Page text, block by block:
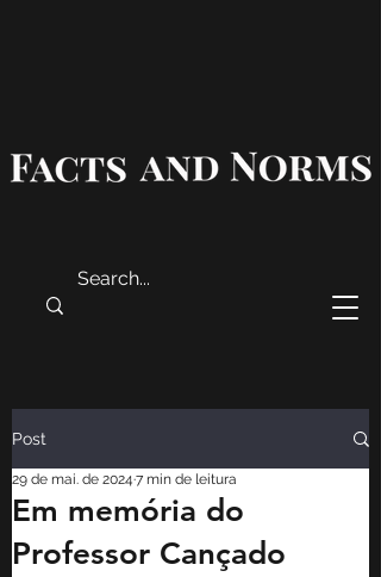
Post
Em memória do
Professor Cançado
29 de mai. de 2024 7 min de leitura